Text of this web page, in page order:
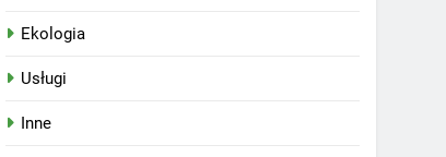
Ekologia
Usługi
Inne